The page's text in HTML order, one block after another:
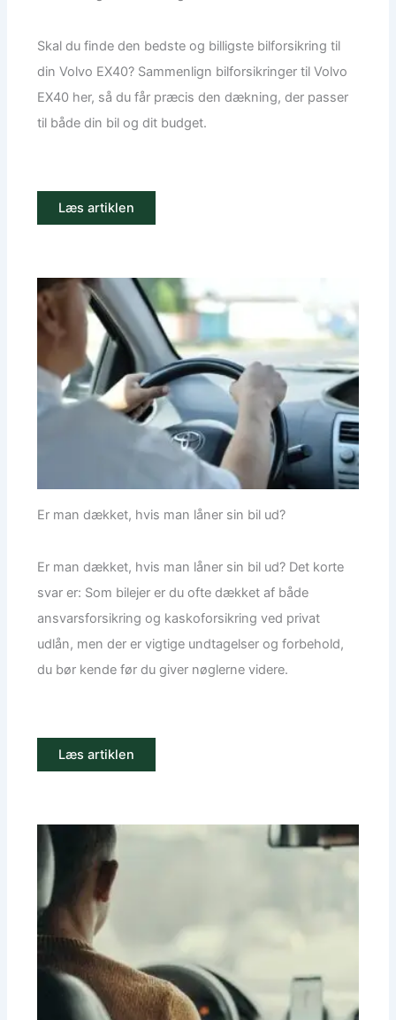
Skal du finde den bedste og billigste bilforsikring til
din Volvo EX40? Sammenlign bilforsikringer til Volvo
EX40 her, så du får præcis den dækning, der passer
til både din bil og dit budget.
Læs artiklen
Er man dækket, hvis man låner sin bil ud?
Er man dækket, hvis man låner sin bil ud? Det korte
svar er: Som bilejer er du ofte dækket af både
ansvarsforsikring og kaskoforsikring ved privat
udlån, men der er vigtige undtagelser og forbehold,
du bør kende før du giver nøglerne videre.
Læs artiklen